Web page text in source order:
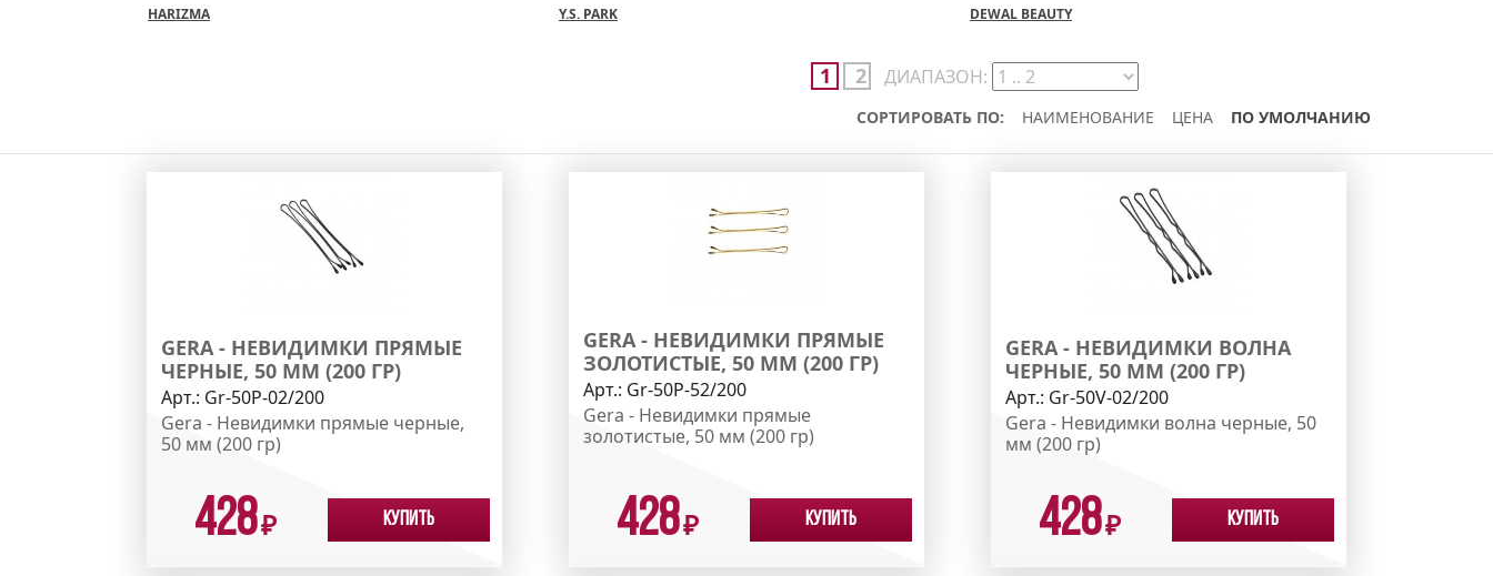
HARIZMA Y.S. PARK DEWAL BEAUTY
1 2 ДИАПАЗОН:
СОРТИРОВАТЬ ПО: НАИМЕНОВАНИЕ ЦЕНА ПО УМОЛЧАНИЮ
GERA - НЕВИДИМКИ ПРЯМЫЕ
ЧЕРНЫЕ, 50 ММ (200 ГР)
Арт.: Gr-50P-02/200
Gera - Невидимки прямые черные,
50 мм (200 гр)
428₽ Купить
GERA - НЕВИДИМКИ ПРЯМЫЕ
ЗОЛОТИСТЫЕ, 50 ММ (200 ГР)
Арт.: Gr-50P-52/200
Gera - Невидимки прямые
золотистые, 50 мм (200 гр)
428₽ Купить
GERA - НЕВИДИМКИ ВОЛНА
ЧЕРНЫЕ, 50 ММ (200 ГР)
Арт.: Gr-50V-02/200
Gera - Невидимки волна черные, 50
мм (200 гр)
428₽ Купить